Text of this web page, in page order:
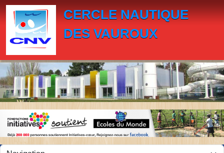
CERCLE NAUTIQUE
DES VAUROUX
Panneau de gestion des cookies